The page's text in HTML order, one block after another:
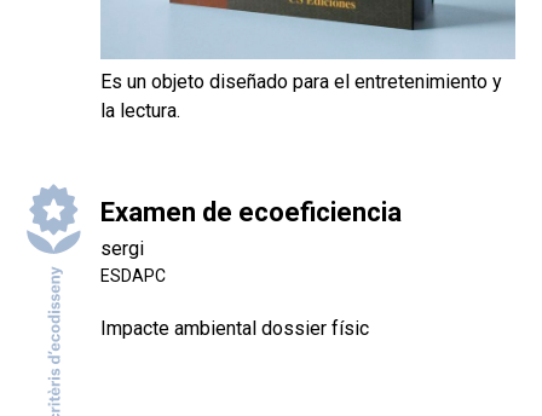
Es un objeto diseñado para el entretenimiento y
la lectura.
Examen de ecoeficiencia
sergi
ESDAPC
Impacte ambiental dossier físic